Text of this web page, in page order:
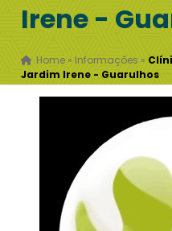
Irene -
Home » Informações »
Jardim Irene - Guarulhos